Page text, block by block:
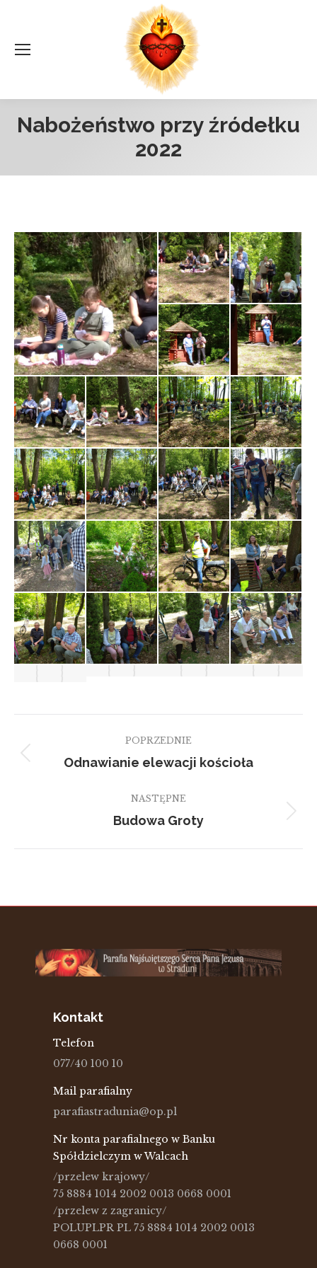
Nabożeństwo przy źródełku
2022
Jesteś tutaj:
albumu
POPRZEDNIE
Poprzedni
Odnawianie elewacji kościoła
NASTĘPNE
Następny
Budowa Groty
Kontakt
Telefon
077/40 100 10
Mail parafialny
parafiastradunia@op.pl
Nr konta parafialnego w Banku
Spółdzielczym w Walcach
/przelew krajowy/
75 8884 1014 2002 0013 0668 0001
/przelew z zagranicy/
POLUPLPR PL 75 8884 1014 2002 0013
0668 0001